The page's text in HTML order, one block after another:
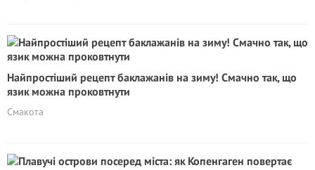
Найпростіший рецепт баклажанів на зиму! Смачно так, що
язик можна проковтнути
Смакота